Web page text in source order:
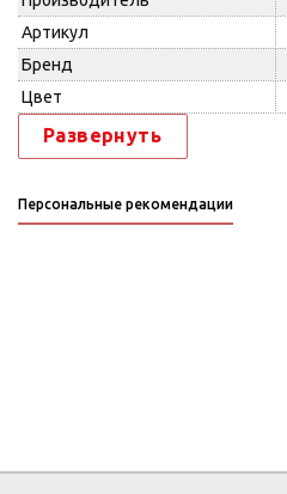
Артикул
Бренд
Цвет
Развернуть
Персональные рекомендации